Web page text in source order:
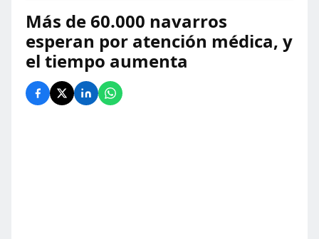
Más de 60.000 navarros
esperan por atención médica, y
el tiempo aumenta